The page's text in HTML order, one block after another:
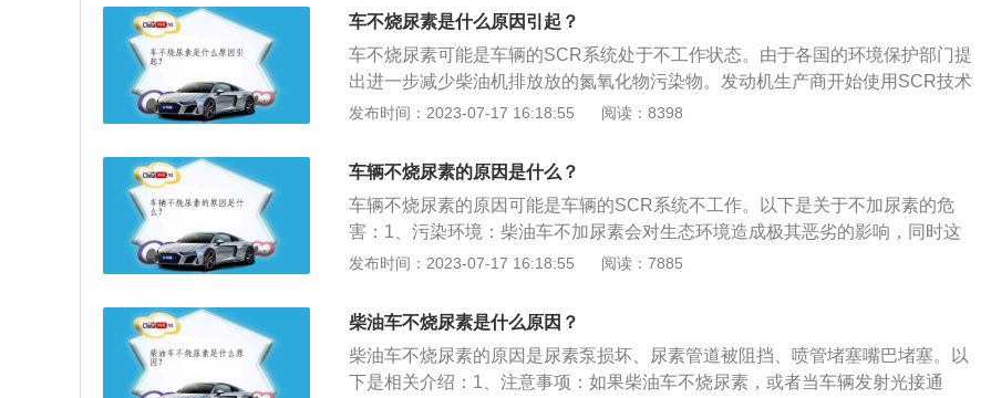
本满足了SCR所采用的钒基催化剂的活性要求。因此柴油机排放的尾气中NOX迅
速与尿素水溶液反应生成氮气和水。尿素泵是SCR系统的核心部件，它的性能与
发动机的排放功能有密切联系，为了保证尿素泵的工作可靠性符SCR系统的工作
要求，需要对尿素泵进行标定。
车不烧尿素是什么原因引起？
车不烧尿素可能是车辆的SCR系统处于不工作状态。由于各国的环境保护部门提
出进一步减少柴油机排放放的氮氧化物污染物。发动机生产商开始使用SCR技术
来达到环保部门的要求。而车辆加入尿素是为了处理汽车柴油机尾气。以下是尿
自动喷出柴油机尾气处理液，柴油机尾气处理液和氮氧化物在SCR催化反应罐中
发生氧化还原反应，生成无污染的氮气和水蒸气排出。工作原理：当发现排气管
中有氮氧化物时，尿素罐自动喷出柴油机尾气处理液，柴油机尾气处理液和氮氧
化物在SCR催化反应罐中发生氧化还原反应，生成无污染的氮气和水蒸气排出。
发布时间：2023-07-17 16:18:55 阅读：8398
车辆不烧尿素的原因是什么？
车辆不烧尿素的原因可能是车辆的SCR系统不工作。以下是关于不加尿素的危
害：1、污染环境：柴油车不加尿素会对生态环境造成极其恶劣的影响，同时这
也是国家法律法规所不允许。2、损坏SCR喷射系统：如果长期没有尿素，SCR
变弱：这并不是因为不加车用尿素所造成的直接影响，而是发动机电控系统当监
测不到尿素的喷射，尾气污染超标时，会强行限制发动机的扭矩输出。
发布时间：2023-07-17 16:18:55 阅读：7885
柴油车不烧尿素是什么原因？
柴油车不烧尿素的原因是尿素泵损坏、尿素管道被阻挡、喷管堵塞嘴巴堵塞。以
下是相关介绍：1、注意事项：如果柴油车不烧尿素，或者当车辆发射光接通